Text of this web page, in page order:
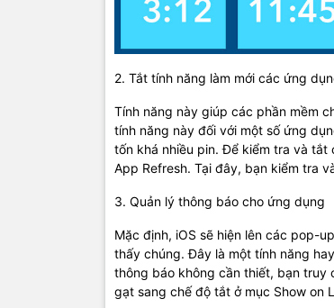
2. Tắt tính năng làm mới các ứng
Tính năng này giúp các phần mềm
tính năng này đối với một số ứng
tốn khá nhiều pin. Để kiểm tra và tắt
App Refresh. Tại đây, bạn kiểm tra
3. Quản lý thông báo cho ứng dụng
Mặc định, iOS sẽ hiện lên các pop-
thấy chúng. Đây là một tính năng
thông báo không cần thiết, bạn truy
gạt sang chế độ tắt ở mục Show on